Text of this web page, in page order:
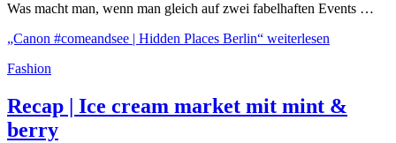
Was macht man, wenn man gleich auf zwei fabelhaften Events …
„Canon #comeandsee | Hidden Places Berlin“ weiterlesen
Fashion
Recap | Ice cream market mit mint &
berry